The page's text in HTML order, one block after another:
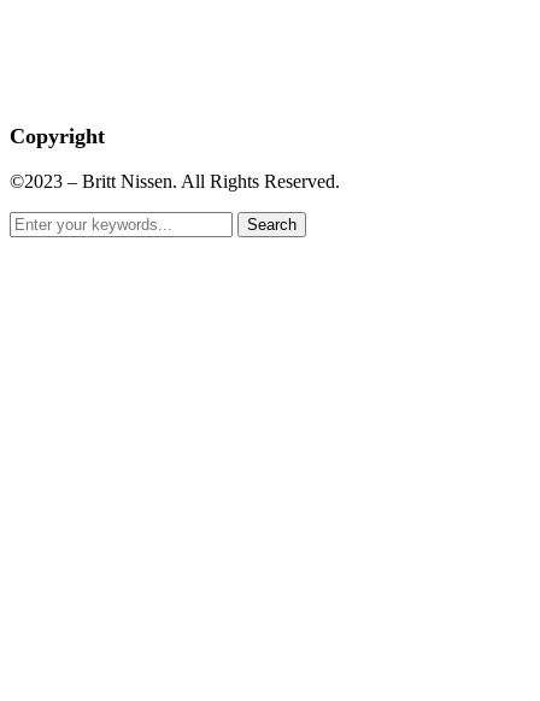
Copyright
©2023 – Britt Nissen. All Rights Reserved.